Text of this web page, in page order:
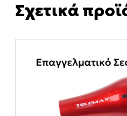
Σχετικά